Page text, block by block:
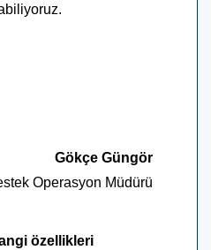
Gökçe Güngör
Operasyon Müdürü
özellikleri